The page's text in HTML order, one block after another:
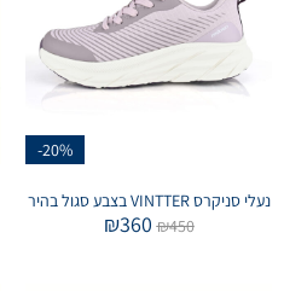
-20%
נעלי סניקרס VINTTER בצבע סגול בהיר
₪450
₪360